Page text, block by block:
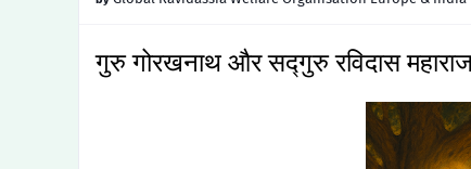
गुरु गोरखनाथ और सद्गुरु रविदास